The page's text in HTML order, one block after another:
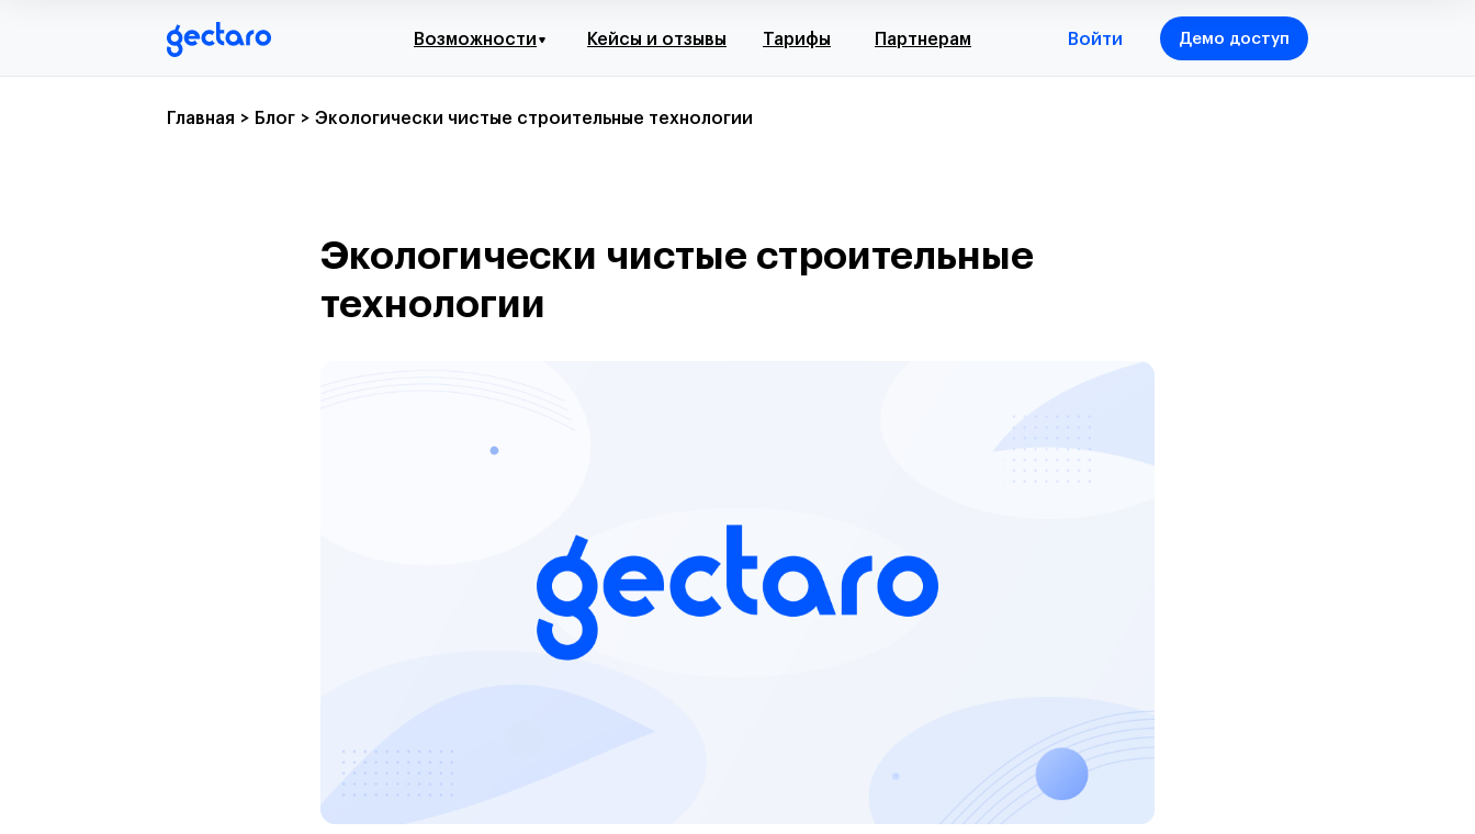
Возможности Демо доступ
Войти
Кейсы и отзывы Тарифы Партнерам
Главная > Блог > Экологически чистые строительные технологии
Экологически чистые строительные
технологии